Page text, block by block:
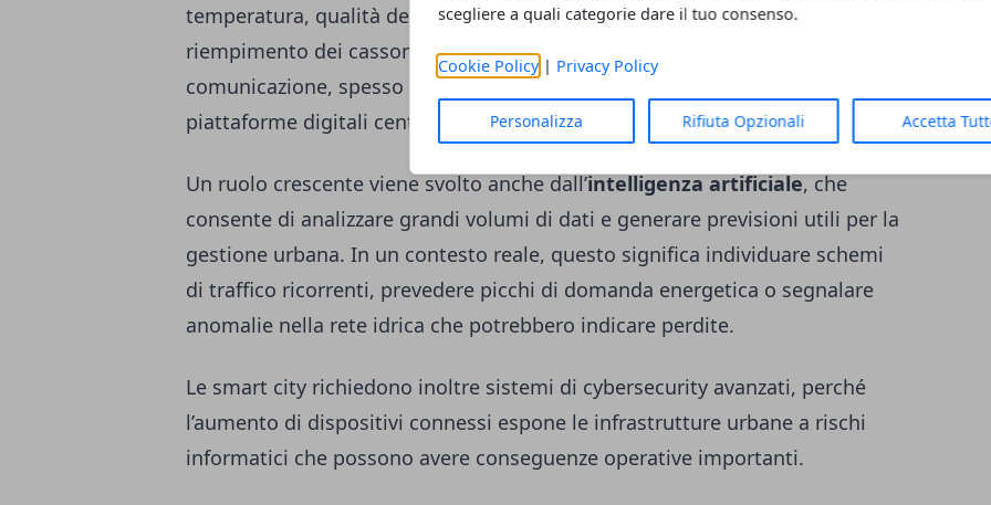
scegliere a quali categorie dare il tuo consenso.
Cookie Policy| Privacy Policy
Personalizza Rifiuta Opzionali Accetta
temperatura, qualità dell’aria, rumore, flussi di traffico o livelli di
riempimento dei cassonetti. I dati vengono poi trasmessi attraverso reti di
comunicazione, spesso basate su fibra ottica e 5G, e gestiti tramite
piattaforme digitali centralizzate.
Un ruolo crescente viene svolto anche dall’intelligenza artificiale, che
consente di analizzare grandi volumi di dati e generare previsioni utili per la
gestione urbana. In un contesto reale, questo significa individuare schemi
di traffico ricorrenti, prevedere picchi di domanda energetica o segnalare
anomalie nella rete idrica che potrebbero indicare perdite.
Le smart city richiedono inoltre sistemi di cybersecurity avanzati, perché
l’aumento di dispositivi connessi espone le infrastrutture urbane a rischi
informatici che possono avere conseguenze operative importanti.